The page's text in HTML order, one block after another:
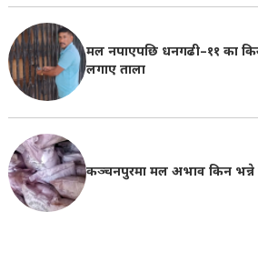
मल नपाएपछि धनगढी–११ का
लगाए ताला
कञ्चनपुरमा मल अभाव किन भन्ने